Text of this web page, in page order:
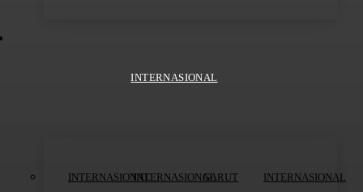
INTERNASIONAL
INTERNASIONALINTERNASIONALGARUT INTERNASIONAL